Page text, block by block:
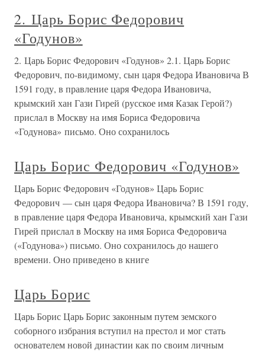
2. Царь Борис Федорович
«Годунов»
2. Царь Борис Федорович «Годунов» 2.1. Царь Борис
Федорович, по-видимому, сын царя Федора Ивановича В
1591 году, в правление царя Федора Ивановича,
крымский хан Гази Гирей (русское имя Казак Герой?)
прислал в Москву на имя Бориса Федоровича
«Годунова» письмо. Оно сохранилось
Царь Борис Федорович «Годунов»
Царь Борис Федорович «Годунов» Царь Борис
Федорович — сын царя Федора Ивановича? В 1591 году,
в правление царя Федора Ивановича, крымский хан Гази
Гирей прислал в Москву на имя Бориса Федоровича
(«Годунова») письмо. Оно сохранилось до нашего
времени. Оно приведено в книге
Царь Борис
Царь Борис Царь Борис законным путем земского
соборного избрания вступил на престол и мог стать
основателем новой династии как по своим личным